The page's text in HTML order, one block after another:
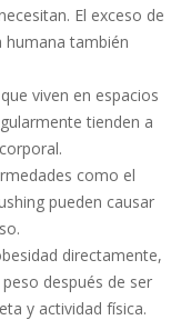
El exceso de
humana también
viven en espacios
tienden a
como el
pueden causar
directamente,
después de ser
y actividad física.